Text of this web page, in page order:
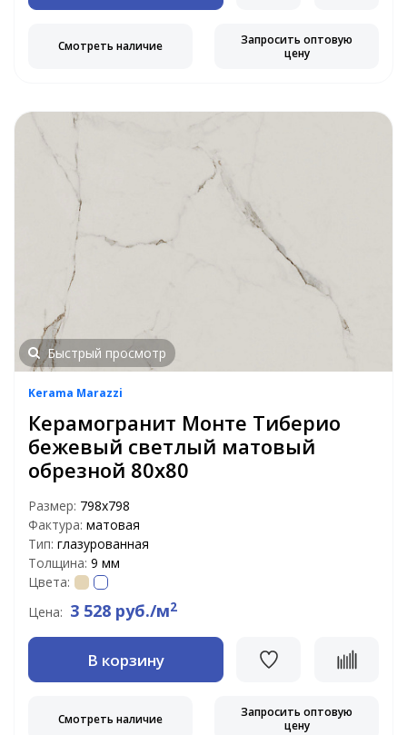
Смотреть наличие
Запросить оптовую
цену
Быстрый просмотр
Kerama Marazzi
Керамогранит Монте Тиберио
бежевый светлый матовый
обрезной 80х80
Размер: 798х798
Фактура: матовая
Тип: глазурованная
Толщина: 9 мм
Цвета:
Цена: 3 528 руб./м2
В корзину
Смотреть наличие
Запросить оптовую
цену